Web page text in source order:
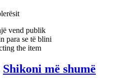
vend publik
para se të blini
the item
Shikoni më shumë